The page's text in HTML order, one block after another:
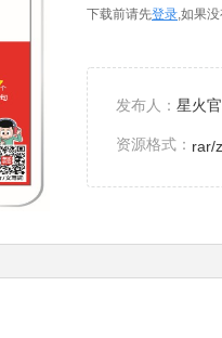
下载前请先登录,如果
发布人： 星火
资源格式： rar/